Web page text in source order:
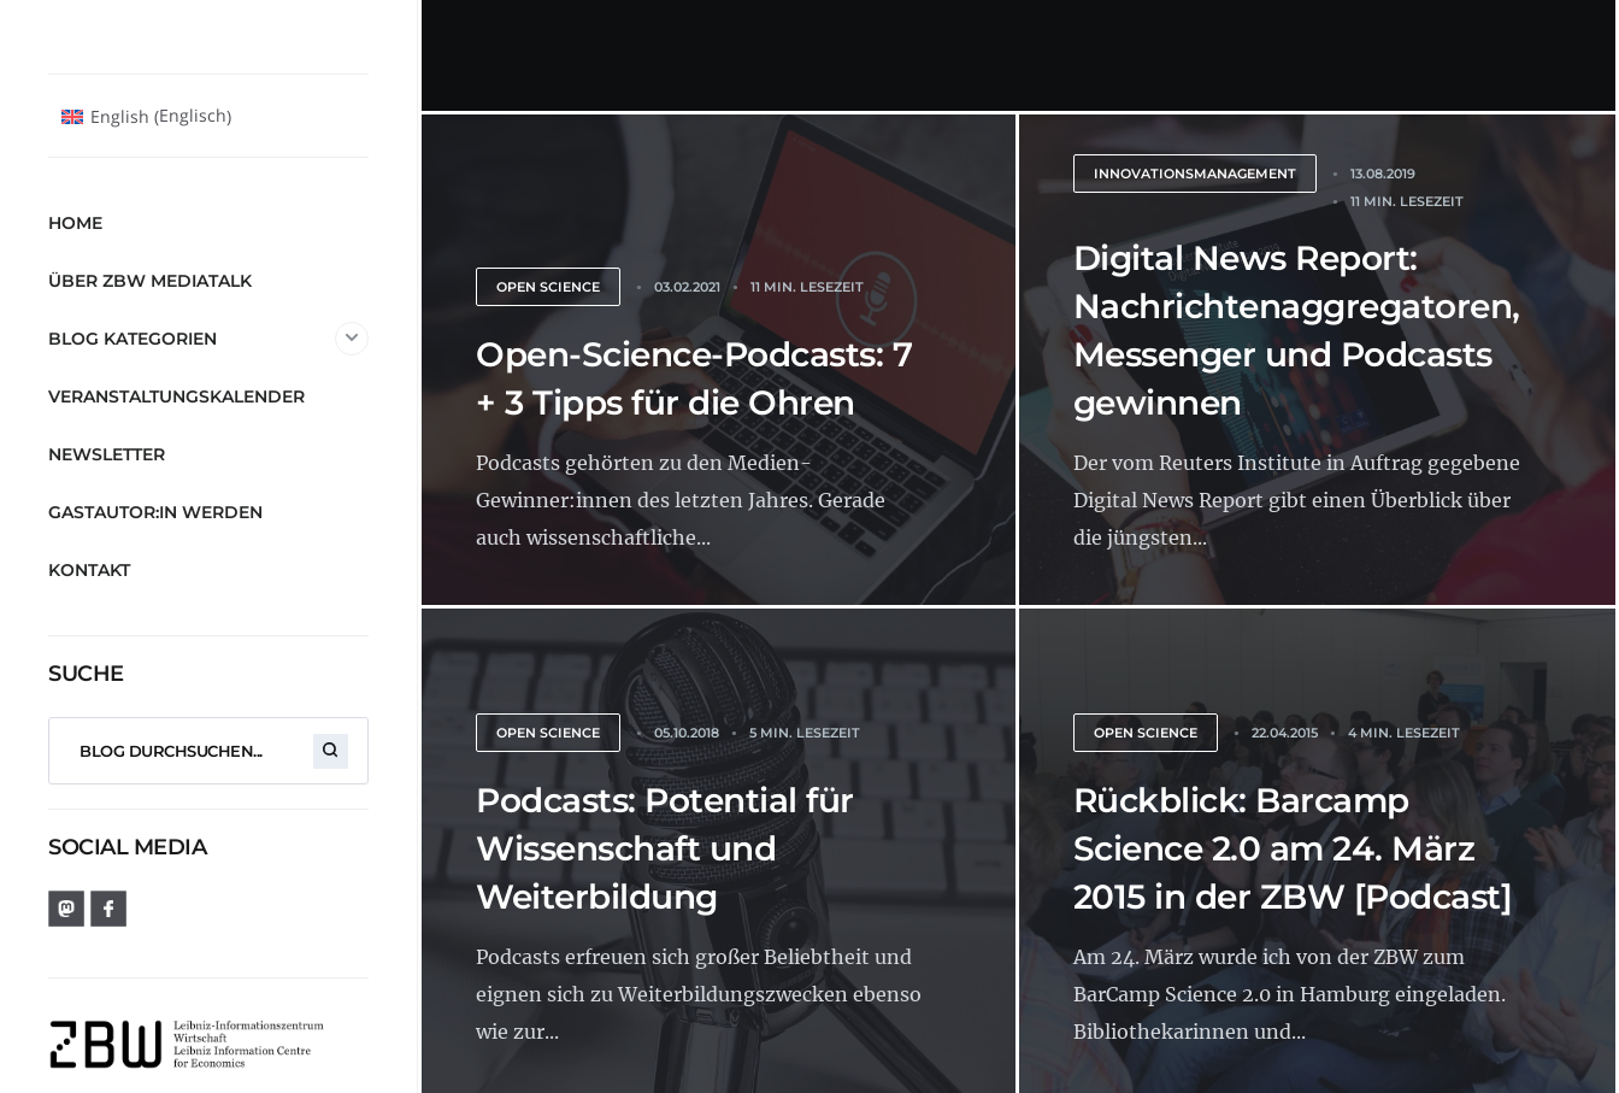
OPEN SCIENCE 03.02.2021 11 MIN. LESEZEIT
Open-Science-Podcasts: 7
+ 3 Tipps für die Ohren
Podcasts gehörten zu den Medien-
Gewinner:innen des letzten Jahres. Gerade
auch wissenschaftliche...
INNOVATIONSMANAGEMENT
13.08.2019
11 MIN. LESEZEIT
Digital News Report:
Nachrichtenaggregatoren,
Messenger und Podcasts
gewinnen
Der vom Reuters Institute in Auftrag gegebene
Digital News Report gibt einen Überblick über
die jüngsten...
OPEN SCIENCE 05.10.2018 5 MIN. LESEZEIT
Podcasts: Potential für
Wissenschaft und
Weiterbildung
Podcasts erfreuen sich großer Beliebtheit und
eignen sich zu Weiterbildungszwecken ebenso
wie zur...
OPEN SCIENCE 22.04.2015 4 MIN. LESEZEIT
Rückblick: Barcamp
Science 2.0 am 24. März
2015 in der ZBW [Podcast]
Am 24. März wurde ich von der ZBW zum
BarCamp Science 2.0 in Hamburg eingeladen.
Bibliothekarinnen und...
English (Englisch)
HOME
ÜBER ZBW MEDIATALK
BLOG KATEGORIEN
VERANSTALTUNGSKALENDER
NEWSLETTER
GASTAUTOR:IN WERDEN
KONTAKT
SUCHE
SOCIAL MEDIA